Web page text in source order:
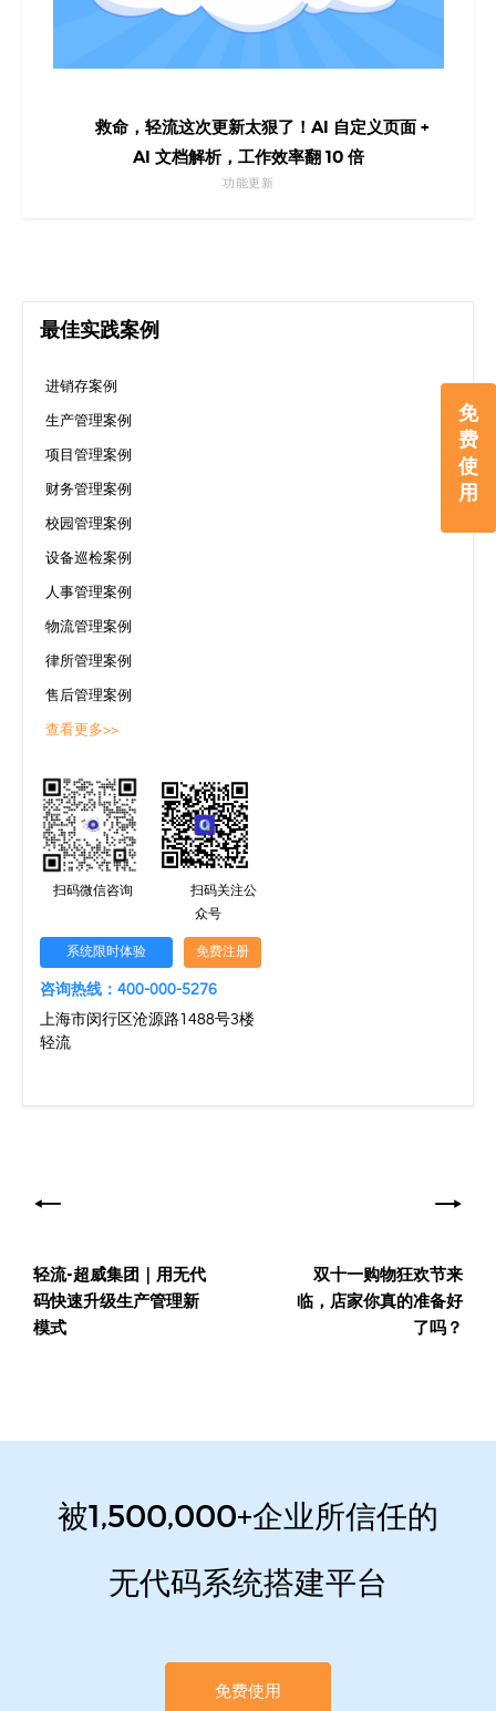
免
费
使
用
救命，轻流这次更新太狠了！AI 自定义页面 +
AI 文档解析，工作效率翻 10 倍
功能更新
最佳实践案例
进销存案例
生产管理案例
项目管理案例
财务管理案例
校园管理案例
设备巡检案例
人事管理案例
物流管理案例
律所管理案例
售后管理案例
查看更多>>
扫码微信咨询
扫码关注公
众号
系统限时体验 免费注册
咨询热线：400-000-5276
上海市闵行区沧源路1488号3楼
轻流
章
导
航轻流-超威集团｜用无代
码快速升级生产管理新
模式
双十一购物狂欢节来
临，店家你真的准备好
了吗？
被1,500,000+企业所信任的
无代码系统搭建平台
免费使用